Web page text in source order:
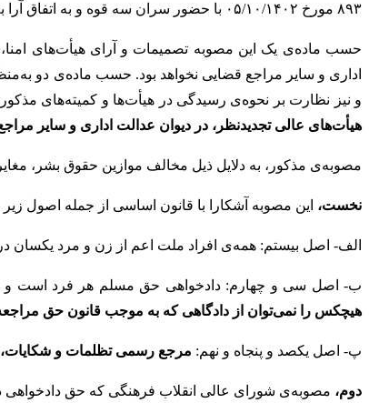
۸۹۳ مورخ ۰۵/۱۰/۱۴۰۲ با حضور سران سه قوه و به اتفاق آرا به تصویب رسانده است.
حسب ماده‌ی یک این مصوبه تصمیمات و آرای هیأت‌های
اداری و سایر مراجع قضایی نخواهد بود. حسب ماده‌ی دو
و نیز نظارت بر نحوه‌ی رسیدگی در هیأت‌ها و کمیته‌های
هیأت‌های عالی تجدیدنظر، در دیوان عدالت اداری و سایر
مصوبه‌ی مذکور، به دلایل ذیل مخالف موازین حقوق بشر،
نخست، این مصوبه آشکارا با قانون اساسی از جمله اصول
الف- اصل بیستم: همه‌ی‏ افراد ملت‏ اعم‏ از زن‏ و مرد یکسان‏ در
ب- اصل سی و چهارم: دادخواهی‏ حق‏ مسلم‏ هر فرد است‏ و هر
هیچکس‏ را نمی‌توان از دادگاهی‏ که‏ به‏ موجب‏ قانون‏ حق‏ مراجعه‏
پ- اصل یکصد و پنجاه و نهم: مرجع رسمی‏ تظلمات‏ و
دوم، مصوبه‌ی شورای عالی انقلاب فرهنگی که حق دادخواهی